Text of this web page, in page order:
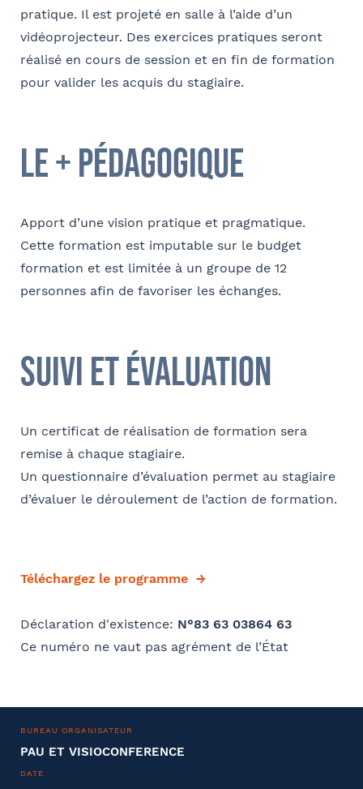
pratique. Il est projeté en salle à l’aide d’un
vidéoprojecteur. Des exercices pratiques seront
réalisé en cours de session et en fin de formation
pour valider les acquis du stagiaire.
le + pédagogique
Apport d’une vision pratique et pragmatique.
Cette formation est imputable sur le budget
formation et est limitée à un groupe de 12
personnes afin de favoriser les échanges.
suivi et évaluation
Un certificat de réalisation de formation sera
remise à chaque stagiaire.
Un questionnaire d’évaluation permet au stagiaire
d’évaluer le déroulement de l’action de formation.
Téléchargez le programme
Déclaration d'existence: N°83 63 03864 63
Ce numéro ne vaut pas agrément de l’État
BUREAU ORGANISATEUR
PAU ET VISIOCONFERENCE
DATE
Ville
E-mail
Contact au service formation pour toute précision
E-mail
OPCO
Je parraine un participant FACULTATIF
Prénom
et d'invitations aux formations et événements
du cabinet
Rechercher
Valider